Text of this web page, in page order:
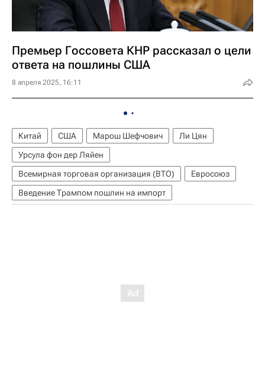
Премьер Госсовета КНР рассказал о цели
ответа на пошлины США
8 апреля 2025, 16:11
Китай США Марош Шефчович
Ли Цян
Урсула фон дер Ляйен
Всемирная торговая организация (ВТО)
Евросоюз
Введение Трампом пошлин на импорт